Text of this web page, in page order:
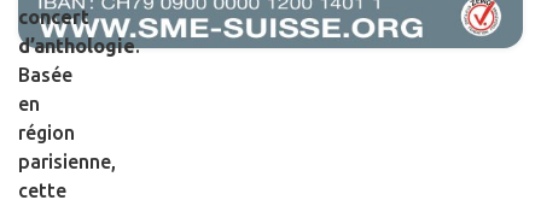
concert
d’anthologie.
Basée
en
région
parisienne,
cette